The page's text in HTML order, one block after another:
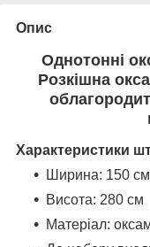
Опис
Однотонні
Розкішна
Характеристики
Ширина: 150 см
Висота: 280 см
Матеріал: